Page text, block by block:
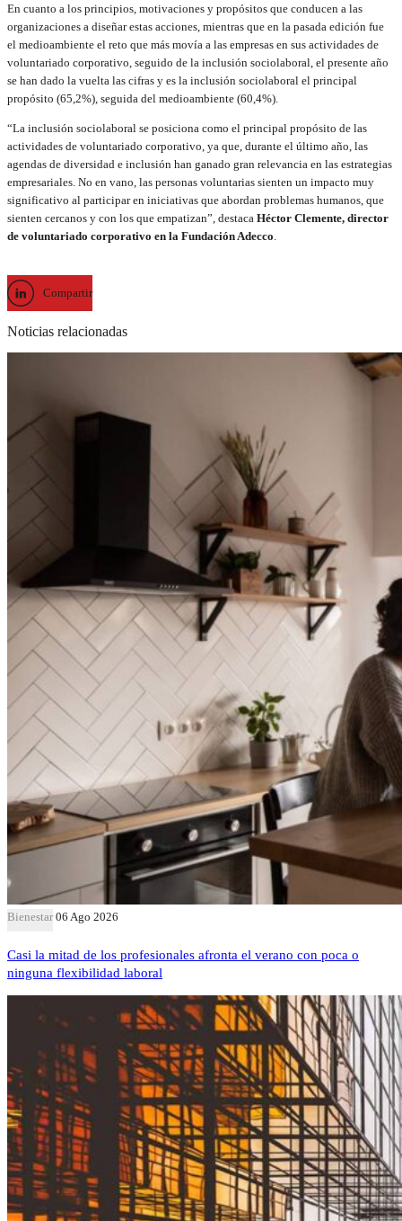
En cuanto a los principios, motivaciones y propósitos que conducen a las
organizaciones a diseñar estas acciones, mientras que en la pasada edición fue
el medioambiente el reto que más movía a las empresas en sus actividades de
voluntariado corporativo, seguido de la inclusión sociolaboral, el presente año
se han dado la vuelta las cifras y es la inclusión sociolaboral el principal
propósito (65,2%), seguida del medioambiente (60,4%).
“La inclusión sociolaboral se posiciona como el principal propósito de las
actividades de voluntariado corporativo, ya que, durante el último año, las
agendas de diversidad e inclusión han ganado gran relevancia en las estrategias
empresariales. No en vano, las personas voluntarias sienten un impacto muy
significativo al participar en iniciativas que abordan problemas humanos, que
sienten cercanos y con los que empatizan”, destaca Héctor Clemente, director
de voluntariado corporativo en la Fundación Adecco
Compartir
Noticias relacionadas
Bienestar 06 Ago 2026
Casi la mitad de los profesionales afronta el verano con poca o
ninguna flexibilidad laboral